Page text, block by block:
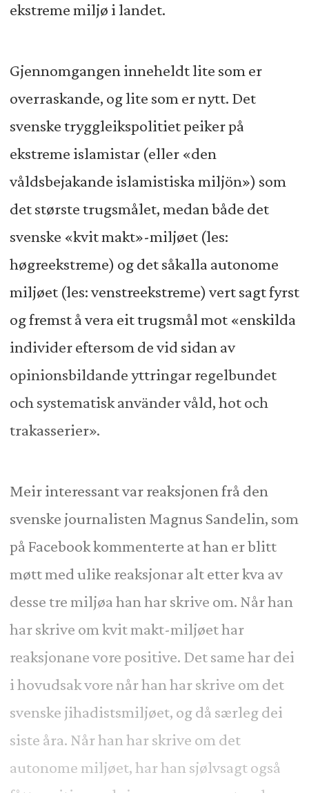
ekstreme miljø i landet.
Gjennomgangen inneheldt lite som er
overraskande, og lite som er nytt. Det
svenske tryggleikspolitiet peiker på
ekstreme islamistar (eller «den
våldsbejakande islamistiska miljön») som
det største trugsmålet, medan både det
svenske «kvit makt»-miljøet (les:
høgreekstreme) og det såkalla autonome
miljøet (les: venstreekstreme) vert sagt fyrst
og fremst å vera eit trugsmål mot «enskilda
individer eftersom de vid sidan av
opinionsbildande yttringar regelbundet
och systematisk använder våld, hot och
trakasserier».
Meir interessant var reaksjonen frå den
svenske journalisten Magnus Sandelin, som
på Facebook kommenterte at han er blitt
møtt med ulike reaksjonar alt etter kva av
desse tre miljøa han har skrive om. Når han
har skrive om kvit makt-miljøet har
reaksjonane vore positive. Det same har dei
i hovudsak vore når han har skrive om det
svenske jihadistsmiljøet, og då særleg dei
siste åra. Når han har skrive om det
autonome miljøet, har han sjølvsagt også